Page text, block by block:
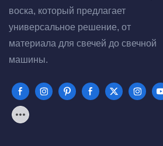
воска, который предлагает
универсальное решение, от
материала для свечей до свечной
машины.